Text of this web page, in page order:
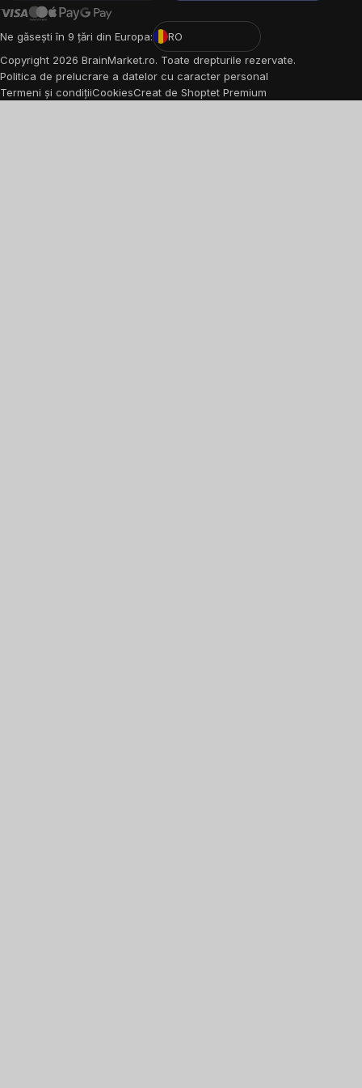
Ne găsești în 9 țări din Europa:
RO
Copyright 2026 BrainMarket.ro. Toate drepturile rezervate.
Politica de prelucrare a datelor cu caracter personal
Termeni și condițiiCookiesCreat de Shoptet Premium